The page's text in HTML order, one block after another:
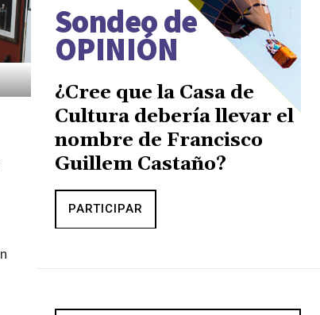
Sondeo de
OPINIÓN
¿Cree que la Casa de
Cultura debería llevar el
nombre de Francisco
Guillem Castaño?
PARTICIPAR